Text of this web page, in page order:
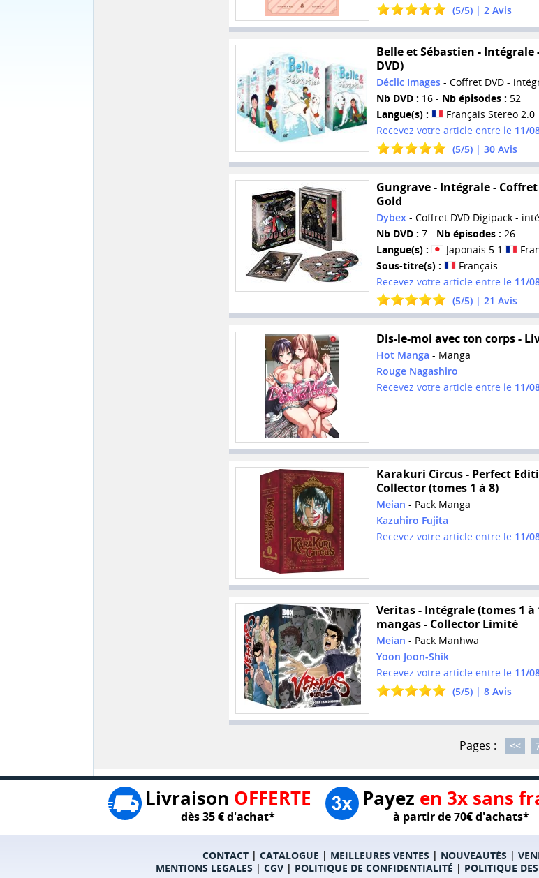
(5/5) | 2Avis
Belle et Sébastien - Intégrale
DVD)
Déclic Images- Coffret DVD -
Nb DVD : 16 - Nb épisodes : 52
Langue(s) :
Français Stereo 2.0
Recevez votre article entre le 11/
(5/5) | 30Avis
Gungrave - Intégrale -
Gold
Dybex- Coffret DVD Digipack -
Nb DVD : 7 - Nb épisodes : 26
Langue(s) :
Japonais 5.1
Sous-titre(s) :
Français
Recevez votre article entre le 11/
(5/5) | 21 Avis
Dis-le-moi avec ton corps -
Hot Manga - Manga
Rouge Nagashiro
Recevez votre article entre le 11/
Karakuri Circus - Perfect
Collector (tomes 1 à 8)
Meian - Pack Manga
Kazuhiro Fujita
Recevez votre article entre le 11/
Veritas - Intégrale (tomes 1 à
mangas - Collector Limité
Meian - Pack Manhwa
Yoon Joon-Shik
Recevez votre article entre le 11/
(5/5) | 8Avis
Pages : <<
Livraison OFFERTE
dès 35 € d'achat*
Payez en 3x sans
à partir de 70€ d'achats*
CONTACT| CATALOGUE | MEILLEURES VENTES | NOUVEAUTÉS |
MENTIONS LEGALES | CGV| POLITIQUE DE CONFIDENTIALITÉ | POLITIQUE